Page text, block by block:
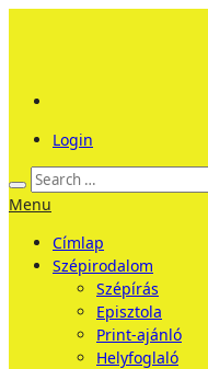
Login
Menu
Címlap
Szépirodalom
Szépírás
Episztola
Print-ajánló
Helyfoglaló